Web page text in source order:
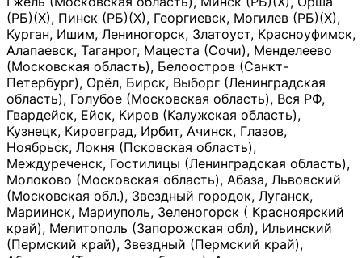
(РБ)(Х), Пинск (РБ)(Х), Георгиевск, Могилев (РБ)(Х),
Курган, Ишим, Лениногорск, Златоуст, Красноуфимск,
Алапаевск, Таганрог, Мацеста (Сочи), Менделеево
(Московская область), Белоостров (Санкт-
Петербург), Орёл, Бирск, Выборг (Ленинградская
область), Голубое (Московская область), Вся РФ,
Гвардейск, Ейск, Киров (Калужская область),
Кузнецк, Кировград, Ирбит, Ачинск, Глазов,
Ноябрьск, Локня (Псковская область),
Междуреченск, Гостилицы (Ленинградская область),
Молоково (Московская область), Абаза, Львовский
(Московская обл.), Звездный городок, Луганск,
Мариинск, Мариуполь, Зеленогорск ( Красноярский
край), Мелитополь (Запорожская обл), Ильинский
(Пермский край), Звездный (Пермский край),